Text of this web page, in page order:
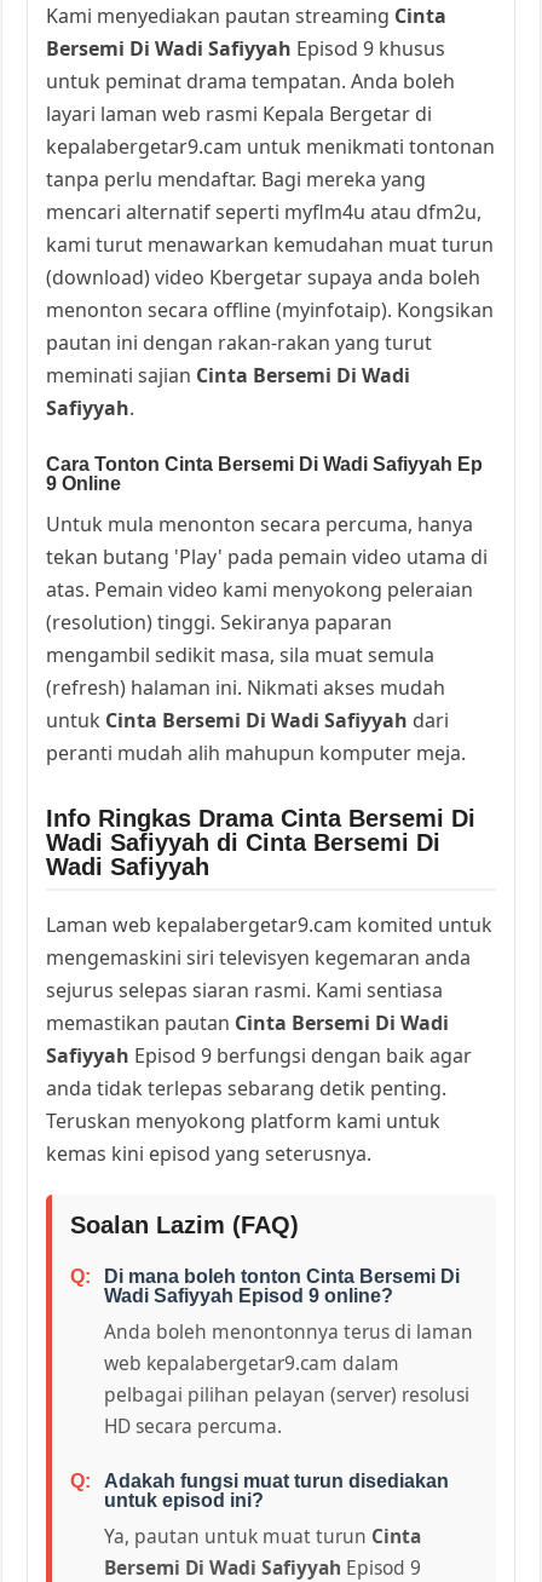
Kami menyediakan pautan streaming Cinta
Bersemi Di Wadi Safiyyah Episod 9 khusus
untuk peminat drama tempatan. Anda boleh
layari laman web rasmi Kepala Bergetar di
kepalabergetar9.cam untuk menikmati tontonan
tanpa perlu mendaftar. Bagi mereka yang
mencari alternatif seperti myflm4u atau dfm2u,
kami turut menawarkan kemudahan muat turun
(download) video Kbergetar supaya anda boleh
menonton secara offline (myinfotaip). Kongsikan
pautan ini dengan rakan-rakan yang turut
meminati sajian Cinta Bersemi Di Wadi
Safiyyah.
Cara Tonton Cinta Bersemi Di Wadi Safiyyah Ep
9 Online
Untuk mula menonton secara percuma, hanya
tekan butang 'Play' pada pemain video utama di
atas. Pemain video kami menyokong peleraian
(resolution) tinggi. Sekiranya paparan
mengambil sedikit masa, sila muat semula
(refresh) halaman ini. Nikmati akses mudah
untuk Cinta Bersemi Di Wadi Safiyyah dari
peranti mudah alih mahupun komputer meja.
Info Ringkas Drama Cinta Bersemi Di
Wadi Safiyyah di Cinta Bersemi Di
Wadi Safiyyah
Laman web kepalabergetar9.cam komited untuk
mengemaskini siri televisyen kegemaran anda
sejurus selepas siaran rasmi. Kami sentiasa
memastikan pautan Cinta Bersemi Di Wadi
Safiyyah Episod 9 berfungsi dengan baik agar
anda tidak terlepas sebarang detik penting.
Teruskan menyokong platform kami untuk
kemas kini episod yang seterusnya.
Soalan Lazim (FAQ)
Di mana boleh tonton Cinta Bersemi Di
Wadi Safiyyah Episod 9 online?
Anda boleh menontonnya terus di laman
web kepalabergetar9.cam dalam
pelbagai pilihan pelayan (server) resolusi
HD secara percuma.
Adakah fungsi muat turun disediakan
untuk episod ini?
Ya, pautan untuk muat turun Cinta
Bersemi Di Wadi Safiyyah Episod 9